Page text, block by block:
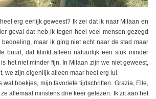
erg eerlijk geweest? Ik zei dat ik naar Milaan en
geval dat heb ik tegen heel veel mensen gezegd
maar ik ging niet echt naar de stad maar
buurt, dat klinkt alleen natuurlijk een stuk minder
het niet minder fijn. In Milaan zijn we niet geweest,
we zijn eigenlijk alleen maar heel erg lui.
wat boekjes, mijn favoriete tijdschriften. Grazia, Elle,
allemaal minstens drie keer gelezen. Ik zit aan het